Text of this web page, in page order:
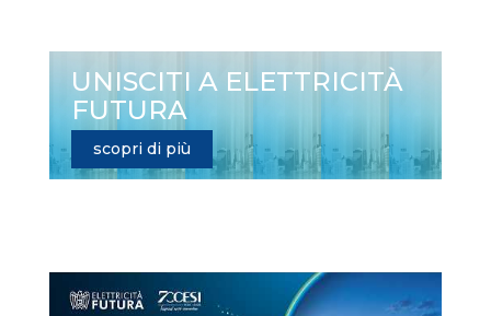
UNISCITI A ELETTRICITÀ
FUTURA
scopri di più